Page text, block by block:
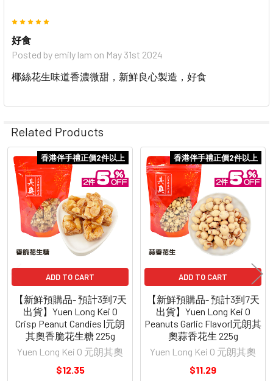
好食
Posted by emily lam on May 31st 2024
椰絲花生味道香濃微甜，新鮮良心製造，好食
Related Products
Related
Products
香港伴手禮正價2件以上
ADD TO CART
【新鮮預購品- 預計3到7天
出貨】Yuen Long Kei O
Crisp Peanut Candies |元朗
其奧香脆花生糖 225g
Yuen Long Kei O 元朗其奧
$12.35
香港伴手禮正價2件以上
ADD TO CART
【新鮮預購品- 預計3到7天
出貨】Yuen Long Kei O
Peanuts Garlic Flavor|元朗其
奧蒜香花生 225g
Yuen Long Kei O 元朗其奧
$11.29